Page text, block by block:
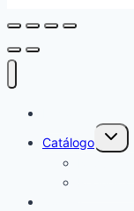
Catálogo
Alternar
menú